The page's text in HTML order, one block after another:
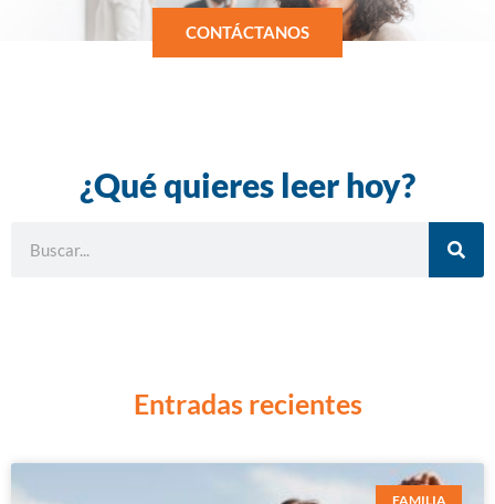
CONTÁCTANOS
¿Qué quieres leer hoy?
Entradas recientes
FAMILIA